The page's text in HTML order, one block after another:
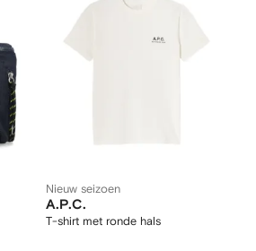
Nieuw seizoen
A.P.C.
T-shirt met ronde hals